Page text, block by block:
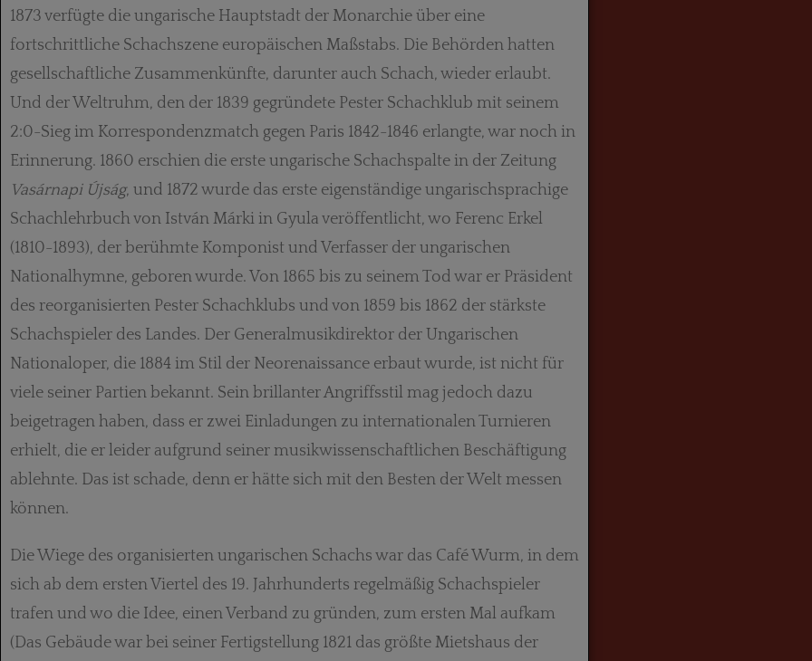
1873 verfügte die ungarische Hauptstadt der Monarchie über eine
fortschrittliche Schachszene europäischen Maßstabs. Die Behörden hatten
gesellschaftliche Zusammenkünfte, darunter auch Schach, wieder erlaubt.
Und der Weltruhm, den der 1839 gegründete Pester Schachklub mit seinem
2:0-Sieg im Korrespondenz­match gegen Paris 1842-1846 erlangte, war noch in
Erinnerung. 1860 erschien die erste ungarische Schachspalte in der Zeitung
Vasárnapi Újság, und 1872 wurde das erste eigenständige ungarischsprachige
Schachlehrbuch von István Márki in Gyula ver­öffentlicht, wo Ferenc Erkel
(1810-1893), der berühmte Komponist und Verfasser der unga­rischen
National­hymne, geboren wurde. Von 1865 bis zu seinem Tod war er Präsident
des reorga­nisierten Pester Schachklubs und von 1859 bis 1862 der stärkste
Schachspieler des Landes. Der Generalmusik­direktor der Ungarischen
Nationaloper, die 1884 im Stil der Neorenaissance erbaut wurde, ist nicht für
viele seiner Partien bekannt. Sein brillanter Angriffsstil mag jedoch dazu
beigetragen haben, dass er zwei Einladungen zu internationalen Turnieren
erhielt, die er leider aufgrund seiner musik­wissenschaft­lichen Beschäftigung
ablehnte. Das ist schade, denn er hätte sich mit den Besten der Welt messen
können.
Die Wiege des organisierten ungarischen Schachs war das Café Wurm, in dem
sich ab dem ersten Viertel des 19. Jahrhunderts regelmäßig Schachspieler
trafen und wo die Idee, einen Verband zu gründen, zum ersten Mal aufkam
(Das Gebäude war bei seiner Fertigstellung 1821 das größte Mietshaus der